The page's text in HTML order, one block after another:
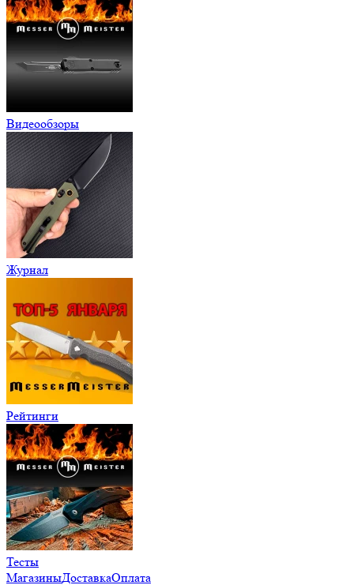
Видеообзоры
Журнал
Рейтинги
Тесты
МагазиныДоставкаОплата